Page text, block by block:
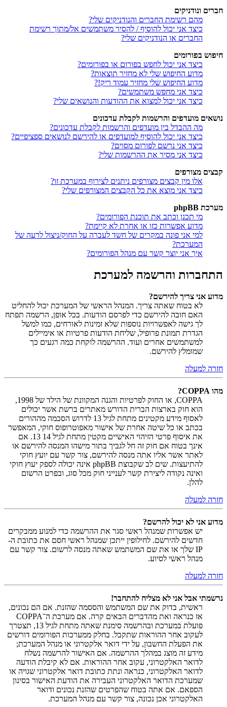
חברים ונודניקים
מהם רשימת החברים והנודניקים שלי?
כיצד אני יכול להוסיף / להסיר משתמשים אל/מתוך רשימת
החברים או הנודניקים שלי?
חיפוש בפורומים
כיצד אני יכול לחפש בפורום או בפורומים?
מדוע החיפוש שלי לא מחזיר תוצאות?
מדוע החיפוש שלי מחזיר עמוד ריק!?
כיצד אני מחפש משתמשים?
כיצד אני יכול למצוא את ההודעות והנושאים שלי?
נושאים מועדפים והרשמות לקבלת עדכונים
מה ההבדל בין מועדפים והרשמות לקבלת עדכונים?
כיצד אני יכול להוסיף למועדפים או להירשם לנושאים ספציפיים?
כיצד אני נרשם לפורום מסוים?
כיצד אני מסיר את ההרשמות שלי?
קבצים מצורפים
אלו מין קבצים מצורפים ניתנים לצירוף במערכת זו?
כיצד אני מוצא את כל הקבצים המצורפים שלי?
מערכת phpBB
מי תכנן וכתב את תוכנת הפורומים?
מדוע אפשרות כזו או אחרת לא קיימת?
למי אני פונה במקרים של חשד לעברה על החוק/ניצול לרעה של
המערכת?
איך אני יוצר קשר עם מנהל הפורומים?
התחברות והרשמה למערכת
מדוע אני צריך להירשם?
לא בטוח שאתה צריך. המנהל הראשי של המערכת יכול להחליט
האם חובה להירשם כדי לפרסם הודעות. בכל אופן, הרשמה תפתח
לך גישה לאפשרויות נוספות שלא זמינות לאורחים, כמו למשל
הגדרת תמונת פרופיל, שליחת הודעות פרטיות או אימיילים
למשתמשים אחרים ועוד. ההרשמה לוקחת כמה רגעים כך
שמומלץ להירשם.
חזרה למעלה
מהו COPPA?
COPPA, או החוק לפרטיות והגנה המקוונת של הילד של 1998,
הוא חוק בארצות הברית הדורש מאתרים ברשת אשר יכולים
לאסוף מידע מקטינים מתחת לגיל 13 לדרוש הסכמה מההורים
בכתב או כל שיטה אחרת של אישור מאפוטרופוס חוקי, המאפשר
את איסוף פרטי הזיהוי האישיים מקטין מתחת לגיל 14 13. אם
אינך בטוח אם חוק זה חל לגביך בתור מישהו המנסה להירשם או
לאתר אשר אליו אתה מנסה להירשם, צור קשר עם יועץ חוקי
להתיעצות. שים לב שקבוצת phpBB אינה יכולה לספק יעוץ חוקי
ואינה נקודה ליצירת קשר לענייני חוק מכל סוג, ובפרט הרשום
להלן.
חזרה למעלה
מדוע אני לא יכול להרשם?
יש אפשרות שמנהל ראשי סגר את ההרשמה כדי למנוע ממבקרים
חדשים להירשם. לחילופין ייתכן שמנהל ראשי חסם את כתובת ה-
IP שלך או את שם המשתמש שאתה מנסה לרשום. צור קשר עם
מנהל ראשי לסיוע.
חזרה למעלה
נרשמתי אבל אני לא מצליח להתחבר!
ראשית, בדוק את שם המשתמש והססמה שהזנת. אם הם נכונים,
אז כנראה ואת מהדברים הבאים קרה. אם מערכת ה־COPPA
פועלת במערכת ובהרשמה סימנת שאתה מתחת לגיל 13, תצטרך
לעקוב אחר ההוראות שתקבל. בחלק ממערכות הפורומים דורשים
את הפעלת החשבון, על ידי דואר אלקטרוני או מנהל המערכת;
מידע זה מוצג במהלך ההרשמה. אם האישור להרשמה נשלח
לדואר האלקטרוני, עקוב אחר ההוראות. אם לא קיבלת הודעה
לדואר האלקטרוני, כנראה ונתת כתובת דואר אלקטרוני שגויה או
שמערכת הדואר האלקטרוני העבירה את הודעת האישור בסינון
הספאם. אם אתה בטוח שהפרטים שהזנת נכונים ודואר
האלקטרוני אכן נכונה, צור קשר עם מנהל המערכת.